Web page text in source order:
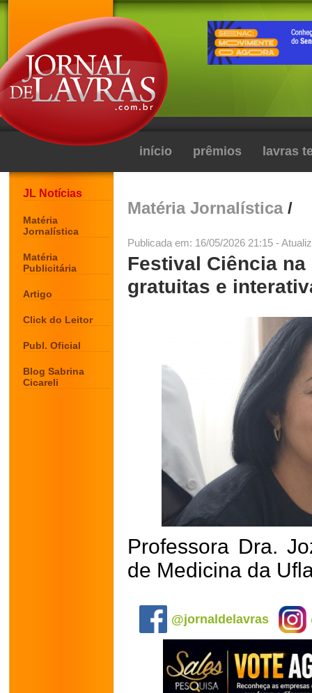
início prêmios lavras
JL Notícias
Matéria
Jornalística
Matéria
Publicitária
Artigo
Click do Leitor
Publ. Oficial
Blog Sabrina
Cicareli
Matéria Jornalística/
Publicada em: 16/05/2026 21:15 -
Festival Ciência
gratuitas e
Professora Dra.
de Medicina da
@jornaldelavras